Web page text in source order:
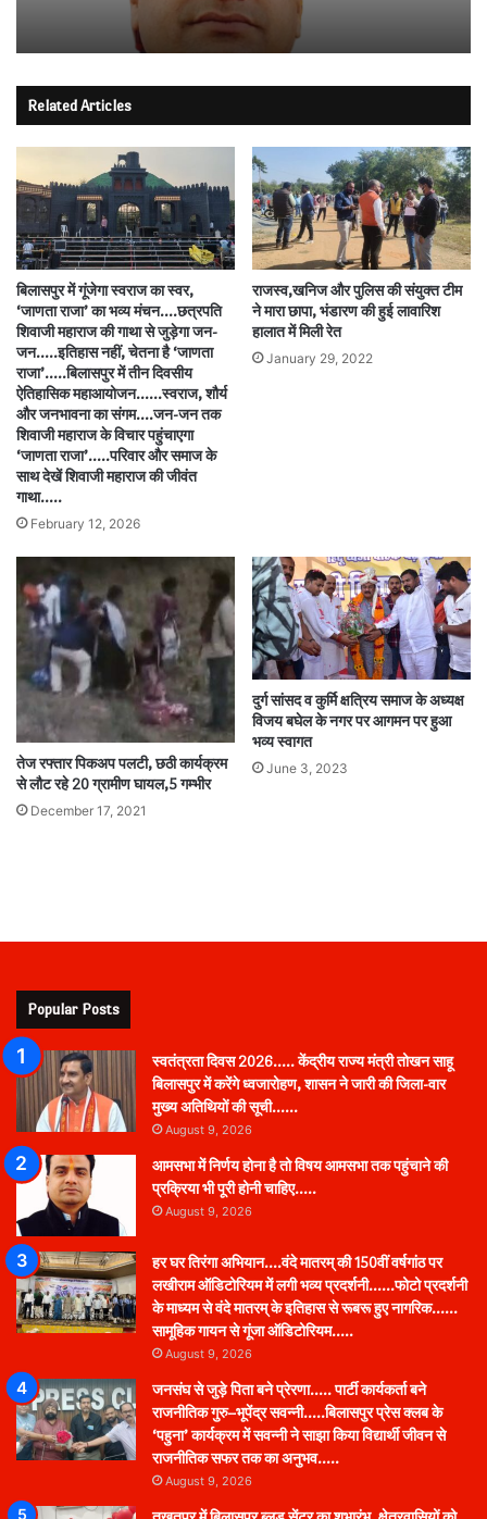
Related Articles
बिलासपुर में गूंजेगा स्वराज का स्वर,
‘जाणता राजा’ का भव्य मंचन….छत्रपति
शिवाजी महाराज की गाथा से जुड़ेगा जन-
जन…..इतिहास नहीं, चेतना है ‘जाणता
राजा’…..बिलासपुर में तीन दिवसीय
ऐतिहासिक महाआयोजन……स्वराज, शौर्य
और जनभावना का संगम….जन-जन तक
शिवाजी महाराज के विचार पहुंचाएगा
‘जाणता राजा’…..परिवार और समाज के
साथ देखें शिवाजी महाराज की जीवंत
गाथा…..
February 12, 2026
राजस्व,खनिज और पुलिस की संयुक्त टीम
ने मारा छापा, भंडारण की हुई लावारिश
हालात में मिली रेत
January 29, 2022
तेज रफ्तार पिकअप पलटी, छठी कार्यक्रम
से लौट रहे 20 ग्रामीण घायल,5 गम्भीर
December 17, 2021
दुर्ग सांसद व कुर्मि क्षत्रिय समाज के अध्यक्ष
विजय बघेल के नगर पर आगमन पर हुआ
भव्य स्वागत
June 3, 2023
Popular Posts
स्वतंत्रता दिवस 2026….. केंद्रीय राज्य मंत्री तोखन साहू
बिलासपुर में करेंगे ध्वजारोहण, शासन ने जारी की जिला-वार
मुख्य अतिथियों की सूची……
August 9, 2026
आमसभा में निर्णय होना है तो विषय आमसभा तक पहुंचाने की
प्रक्रिया भी पूरी होनी चाहिए…..
August 9, 2026
हर घर तिरंगा अभियान….वंदे मातरम् की 150वीं वर्षगांठ पर
लखीराम ऑडिटोरियम में लगी भव्य प्रदर्शनी……फोटो प्रदर्शनी
के माध्यम से वंदे मातरम् के इतिहास से रूबरू हुए नागरिक……
सामूहिक गायन से गूंजा ऑडिटोरियम…..
August 9, 2026
जनसंघ से जुड़े पिता बने प्रेरणा….. पार्टी कार्यकर्ता बने
राजनीतिक गुरु–भूपेंद्र सवन्नी…..बिलासपुर प्रेस क्लब के
‘पहुना’ कार्यक्रम में सवन्नी ने साझा किया विद्यार्थी जीवन से
राजनीतिक सफर तक का अनुभव…..
August 9, 2026